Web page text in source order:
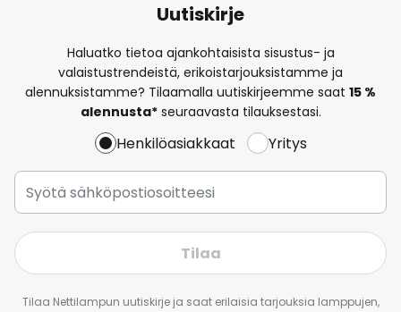
Uutiskirje
Haluatko tietoa ajankohtaisista sisustus- ja
valaistustrendeistä, erikoistarjouksistamme ja
alennuksistamme? Tilaamalla uutiskirjeemme saat 15 %
alennusta*seuraavasta tilauksestasi.
Henkilöasiakkaat Yritys
Tilaa
Tilaa Nettilampun uutiskirje ja saat erilaisia tarjouksia lamppujen,